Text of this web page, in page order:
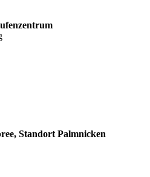
Standort Palmnicken